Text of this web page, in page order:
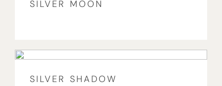
SILVER MOON
SILVER SHADOW